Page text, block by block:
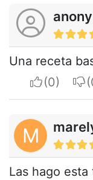
Una receta
I
M
Las hago